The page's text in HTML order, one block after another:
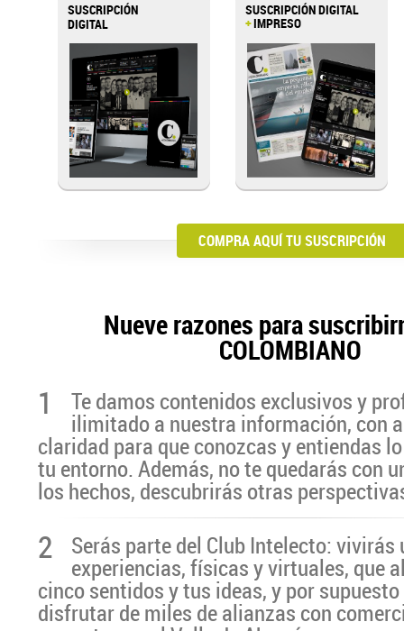
SUSCRIPCIÓN
DIGITAL
SUSCRIPCIÓN DIGITAL
+IMPRESO
COMPRA AQUÍ TU SUSCRIPCIÓN
Nueve razones para
COLOMBIANO
1 Te damos contenidos exclusivos y
ilimitado a nuestra información, con
claridad para que conozcas y entiendas
tu entorno. Además, no te quedarás con
los hechos, descubrirás otras
2 Serás parte del Club Intelecto: vivirás
experiencias, físicas y virtuales, que
cinco sentidos y tus ideas, y por
disfrutar de miles de alianzas con